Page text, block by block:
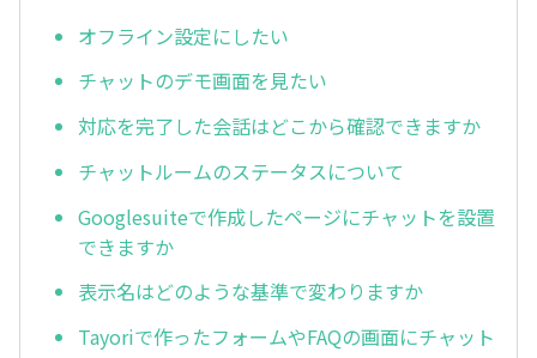
オフライン設定にしたい
チャットのデモ画面を見たい
対応を完了した会話はどこから確認できますか
チャットルームのステータスについて
Googlesuiteで作成したページにチャットを設置
できますか
表示名はどのような基準で変わりますか
Tayoriで作ったフォームやFAQの画面にチャット